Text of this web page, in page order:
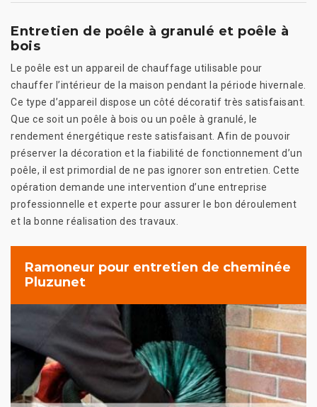
Entretien de poêle à granulé et poêle à
bois
Le poêle est un appareil de chauffage utilisable pour
chauffer l’intérieur de la maison pendant la période hivernale.
Ce type d’appareil dispose un côté décoratif très satisfaisant.
Que ce soit un poêle à bois ou un poêle à granulé, le
rendement énergétique reste satisfaisant. Afin de pouvoir
préserver la décoration et la fiabilité de fonctionnement d’un
poêle, il est primordial de ne pas ignorer son entretien. Cette
opération demande une intervention d’une entreprise
professionnelle et experte pour assurer le bon déroulement
et la bonne réalisation des travaux.
Ramoneur pour entretien de cheminée
Pluzunet